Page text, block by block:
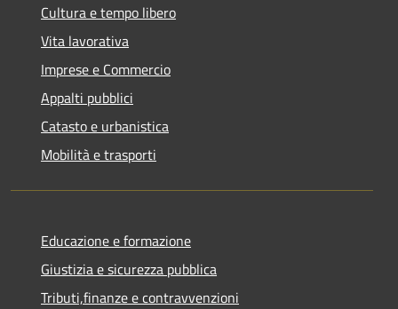
Cultura e tempo libero
Vita lavorativa
Imprese e Commercio
Appalti pubblici
Catasto e urbanistica
Mobilità e trasporti
Educazione e formazione
Giustizia e sicurezza pubblica
Tributi,finanze e contravvenzioni